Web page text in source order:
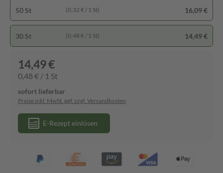
50 St (0,32 € / 1 St) 16,09 €
30 St (0,48 € / 1 St) 14,49 €
14,49 €
0,48 € / 1 St
sofort lieferbar
Preise inkl. MwSt. ggf. zzgl. Versandkosten
E-Rezept einlösen